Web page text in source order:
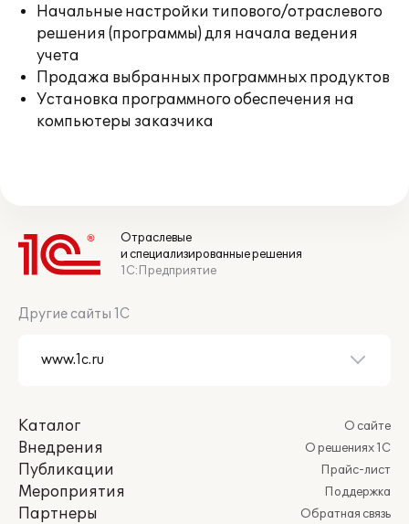
Начальные настройки типового/отраслевого
решения (программы) для начала ведения
учета
Продажа выбранных программных продуктов
Установка программного обеспечения на
компьютеры заказчика
Отраслевые
и специализированные решения
1С:Предприятие
Другие сайты 1С
Каталог
Внедрения
Публикации
Мероприятия
Партнеры
О сайте
О решениях 1С
Прайс-лист
Поддержка
Обратная связь